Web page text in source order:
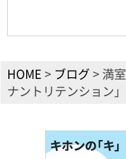
HOME > ブログ > 満
ナントリテンション